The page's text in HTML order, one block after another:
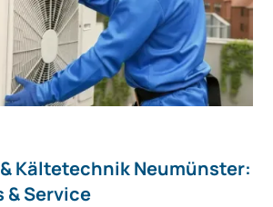
Kältetechnik Neumünster:
& Service